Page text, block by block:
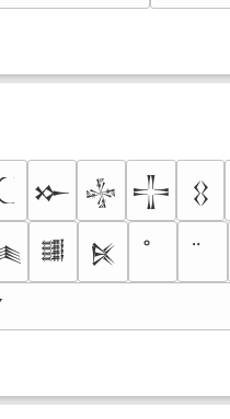
𒁍 𒈔 𒋲 𒌐
𒌃 𒍮